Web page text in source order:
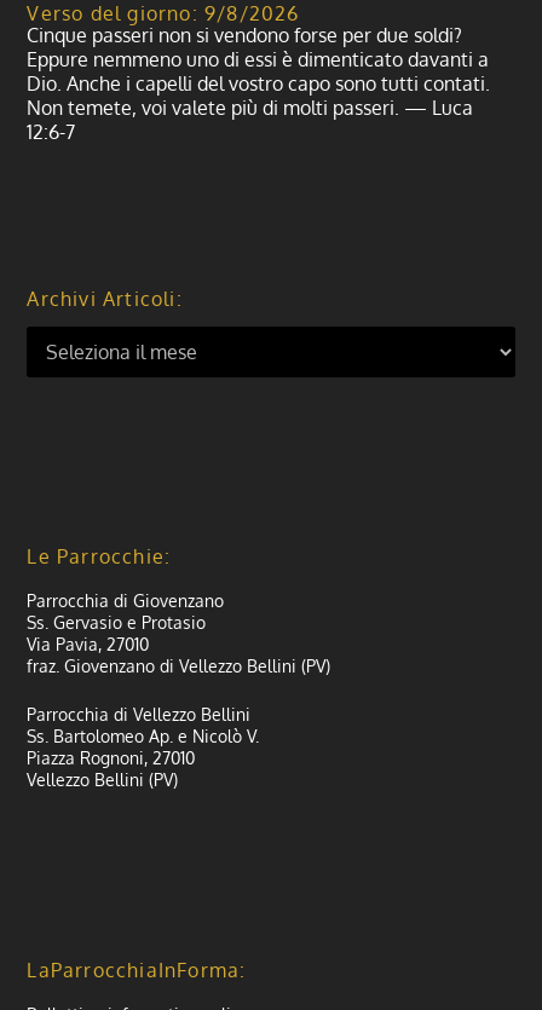
Verso del giorno: 9/8/2026
Cinque passeri non si vendono forse per due soldi?
Eppure nemmeno uno di essi è dimenticato davanti a
Dio. Anche i capelli del vostro capo sono tutti contati.
Non temete, voi valete più di molti passeri. — Luca
12:6-7
Archivi Articoli:
Le Parrocchie:
Parrocchia di Giovenzano
Ss. Gervasio e Protasio
Via Pavia, 27010
fraz. Giovenzano di Vellezzo Bellini (PV)
Parrocchia di Vellezzo Bellini
Ss. Bartolomeo Ap. e Nicolò V.
Piazza Rognoni, 27010
Vellezzo Bellini (PV)
LaParrocchiaInForma: